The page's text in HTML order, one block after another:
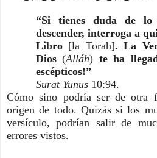
“Si tienes duda de lo
descender, interroga a
Libro [la Torah]. La
Dios (Alláh) te ha
escépticos!”
Surat Yunus 10:94.
Cómo sino podría ser de otra
origen de todo. Quizás si los
versículo, podrían salir de
errores vistos.